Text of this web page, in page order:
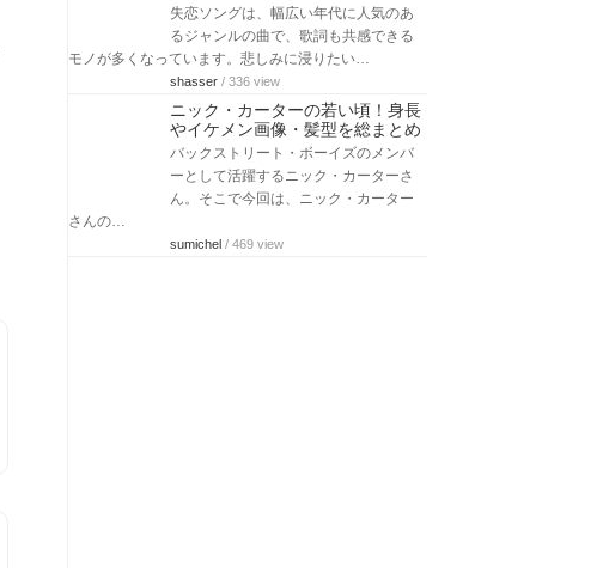
失恋ソングは、幅広い年代に人気のあ
るジャンルの曲で、歌詞も共感できる
モノが多くなっています。悲しみに浸りたい…
shasser / 336 view
ニック・カーターの若い頃！身長
やイケメン画像・髪型を総まとめ
バックストリート・ボーイズのメンバ
ーとして活躍するニック・カーターさ
ん。そこで今回は、ニック・カーター
さんの…
sumichel / 469 view